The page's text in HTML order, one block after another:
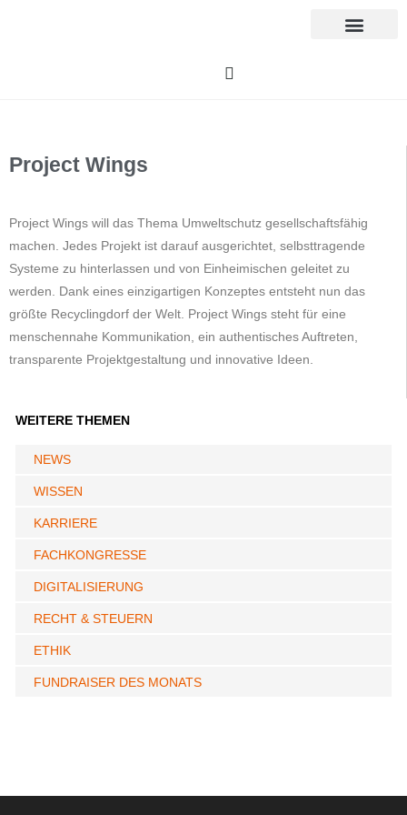
Project Wings
Project Wings will das Thema Umweltschutz gesellschaftsfähig
machen. Jedes Projekt ist darauf ausgerichtet, selbsttragende
Systeme zu hinterlassen und von Einheimischen geleitet zu
werden. Dank eines einzigartigen Konzeptes entsteht nun das
größte Recyclingdorf der Welt. Project Wings steht für eine
menschennahe Kommunikation, ein authentisches Auftreten,
transparente Projektgestaltung und innovative Ideen.
WEITERE THEMEN
NEWS
WISSEN
KARRIERE
FACHKONGRESSE
DIGITALISIERUNG
RECHT & STEUERN
ETHIK
FUNDRAISER DES MONATS